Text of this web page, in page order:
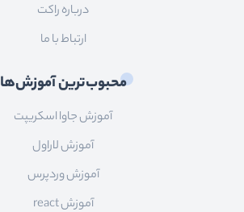
درباره راکت
ارتباط با ما
محبوب‌ترین آموزش‌ها
آموزش جاوا اسکریپت
آموزش لاراول
آموزش وردپرس
آموزش react